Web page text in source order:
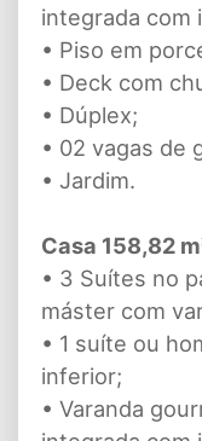
integrada com
• Piso em
• Deck com
• Dúplex;
• 02 vagas de
• Jardim.
Casa 158,82
• 3 Suítes no
máster com
• 1 suíte ou
inferior;
• Varanda